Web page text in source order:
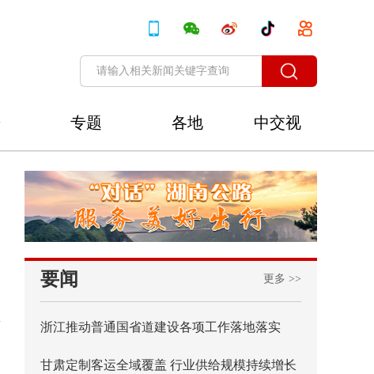
专题 各地
中交视
讯
要闻 更多 >>
浙江推动普通国省道建设各项工作落地落实
甘肃定制客运全域覆盖 行业供给规模持续增长